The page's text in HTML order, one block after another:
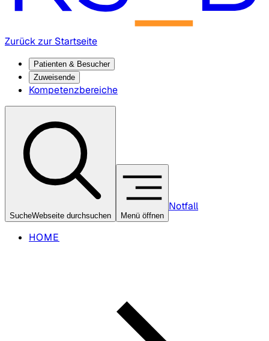
Zurück zur Startseite
Patienten & Besucher
Zuweisende
Kompetenzbereiche
SucheWebseite durchsuchen Menü öffnen
Notfall
HOME